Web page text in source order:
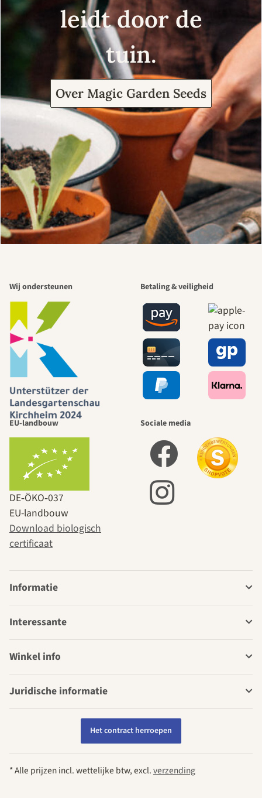
leidt door de
tuin.
Over Magic Garden Seeds
Wij ondersteunen Betaling & veiligheid
EU-landbouw
DE‑ÖKO‑037
EU-landbouw
Download biologisch
certificaat
Sociale media
Informatie
Interessante
Winkel info
Juridische informatie
Het contract herroepen
* Alle prijzen incl. wettelijke btw, excl.verzending